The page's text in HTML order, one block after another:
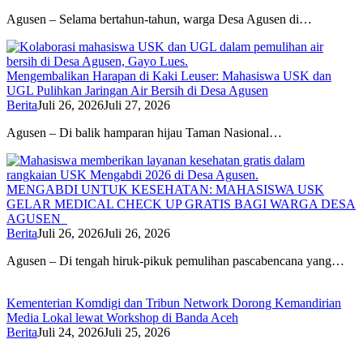
Agusen – Selama bertahun-tahun, warga Desa Agusen di…
Mengembalikan Harapan di Kaki Leuser: Mahasiswa USK dan
UGL Pulihkan Jaringan Air Bersih di Desa Agusen
BeritaJuli 26, 2026Juli 27, 2026
Agusen – Di balik hamparan hijau Taman Nasional…
MENGABDI UNTUK KESEHATAN: MAHASISWA USK
GELAR MEDICAL CHECK UP GRATIS BAGI WARGA DESA
AGUSEN
BeritaJuli 26, 2026Juli 26, 2026
Agusen – Di tengah hiruk-pikuk pemulihan pascabencana yang…
Kementerian Komdigi dan Tribun Network Dorong Kemandirian
Media Lokal lewat Workshop di Banda Aceh
BeritaJuli 24, 2026Juli 25, 2026